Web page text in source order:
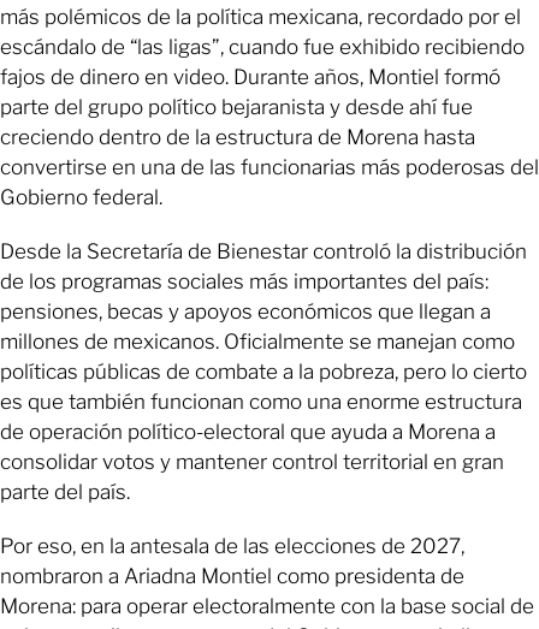
más polémicos de la política mexicana, recordado por el
escándalo de “las ligas”, cuando fue exhibido recibiendo
fajos de dinero en video. Durante años, Montiel formó
parte del grupo político bejaranista y desde ahí fue
creciendo dentro de la estructura de Morena hasta
convertirse en una de las funcionarias más poderosas del
Gobierno federal.
Desde la Secretaría de Bienestar controló la distribución
de los programas sociales más importantes del país:
pensiones, becas y apoyos económicos que llegan a
millones de mexicanos. Oficialmente se manejan como
políticas públicas de combate a la pobreza, pero lo cierto
es que también funcionan como una enorme estructura
de operación político-electoral que ayuda a Morena a
consolidar votos y mantener control territorial en gran
parte del país.
Por eso, en la antesala de las elecciones de 2027,
nombraron a Ariadna Montiel como presidenta de
Morena: para operar electoralmente con la base social de